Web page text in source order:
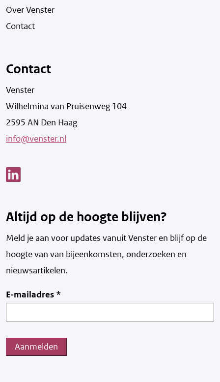
Over Venster
Contact
Contact
Venster
Wilhelmina van Pruisenweg 104
2595 AN Den Haag
info@venster.nl
Altijd op de hoogte blijven?
Meld je aan voor updates vanuit Venster en blijf op de
hoogte van van bijeenkomsten, onderzoeken en
nieuwsartikelen.
E-mailadres *
Aanmelden